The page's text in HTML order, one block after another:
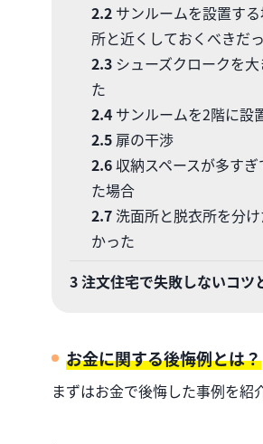
2.2サンルームを設置す
所と近くしておくべきだ
2.3シューズクロークを大
た
2.4サンルームを2階に設
2.5扉の干渉
2.6収納スペースが多すぎ
た場合
2.7洗面所と脱衣所を分
かった
3注文住宅で失敗しないコツ
お金に関する後悔例とは？
まずはお金で後悔した事例を紹